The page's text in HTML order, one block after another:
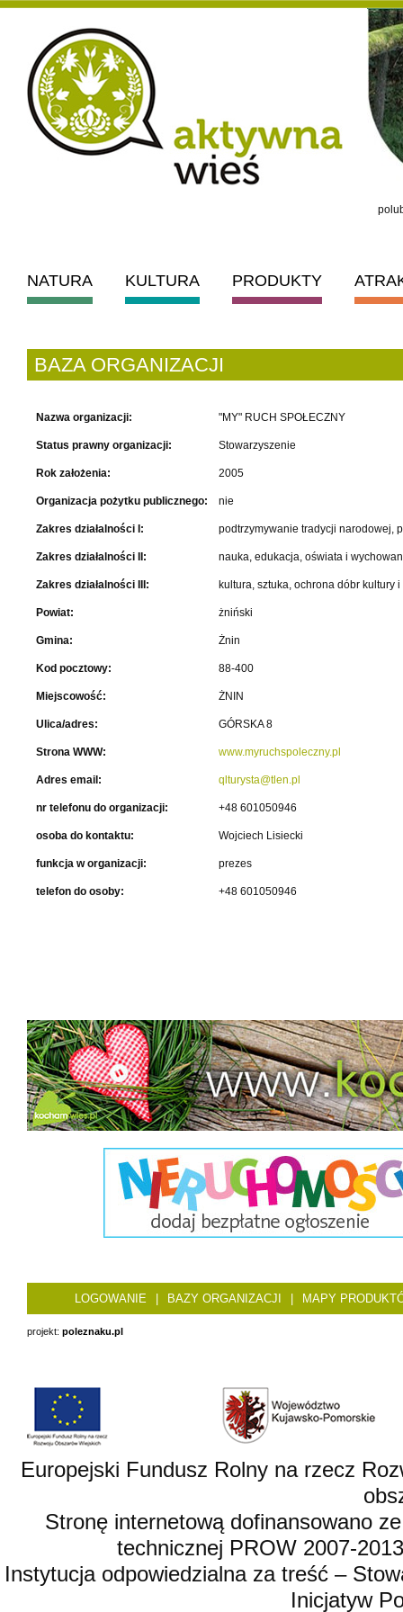
NATURA KULTURA PRODUKTY
BAZA ORGANIZACJI
Nazwa organizacji: "MY" RUCH SPOŁECZNY
Status prawny organizacji: Stowarzyszenie
Rok założenia: 2005
Organizacja pożytku publicznego: nie
Zakres działalności I: podtrzymywanie tradycji narodowej,
Zakres działalności II: nauka, edukacja, oświata i
Zakres działalności III: kultura, sztuka, ochrona dóbr kultury
Powiat: żniński
Gmina: Żnin
Kod pocztowy: 88-400
Miejscowość: ŻNIN
Ulica/adres: GÓRSKA 8
Strona WWW: www.myruchspoleczny.pl
Adres email: qlturysta@tlen.pl
nr telefonu do organizacji: +48 601050946
osoba do kontaktu: Wojciech Lisiecki
funkcja w organizacji: prezes
telefon do osoby: +48 601050946
LOGOWANIE BAZY ORGANIZACJI MAPY
projekt: poleznaku.pl
Europejski Fundusz Rolny na rzecz
Stronę internetową dofinansowano
technicznej PROW 2007-
Instytucja odpowiedzialna za treść –
Inicjatyw